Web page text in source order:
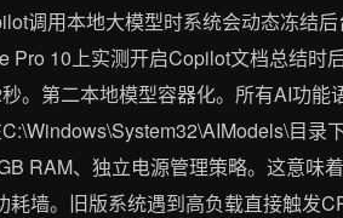
调用本地大模型时系统会动态冻结
Pro 10上实测开启Copilot文档总结时
。第二本地模型容器化。所有AI功能
目录
RAM、独立电源管理策略。这意味
墙。旧版系统遇到高负载直接触发